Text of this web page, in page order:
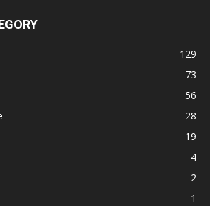
129
73
56
28
19
4
2
1